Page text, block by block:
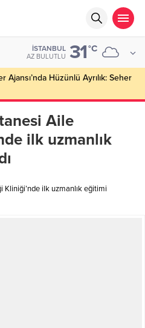
İSTANBUL
AZ BULUTLU 31°C
Ajansı’nda Hüzünlü Ayrılık: Seher
Aile
ilk uzmanlık
ilk uzmanlık eğitimi